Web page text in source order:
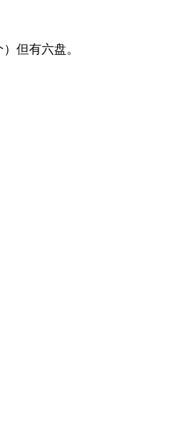
但有六盘。